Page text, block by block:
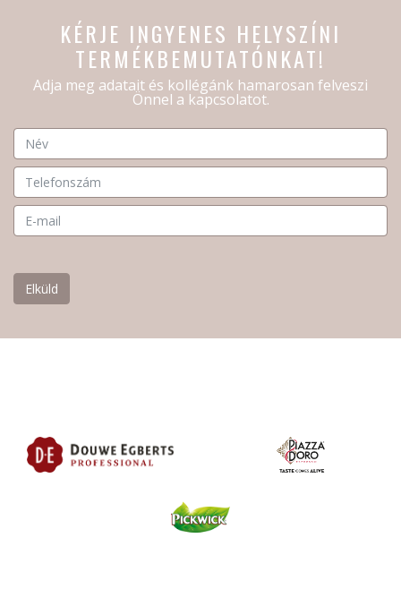
KÉRJE INGYENES HELYSZÍNI
TERMÉKBEMUTATÓNKAT!
Adja meg adatait és kollégánk hamarosan felveszi
Önnel a kapcsolatot.